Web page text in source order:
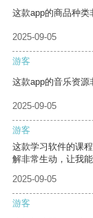
这款app的商品种类
2025-09-05
游客
这款app的音乐资源
2025-09-05
游客
这款学习软件的课
解非常生动，让我
2025-09-05
游客